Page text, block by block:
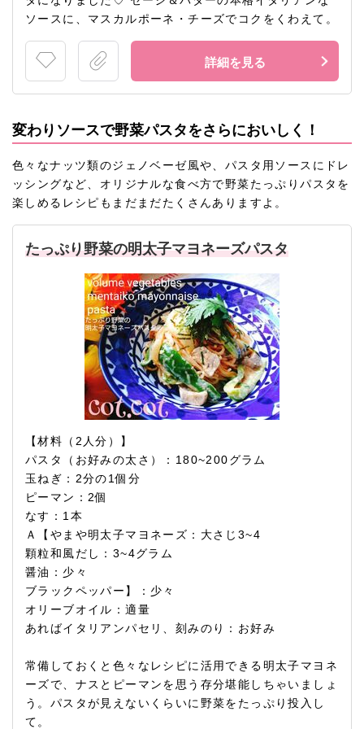
ソースに、マスカルポーネ・チーズでコクをくわえて。
詳細を見る
変わりソースで野菜パスタをさらにおいしく！
色々なナッツ類のジェノベーゼ風や、パスタ用ソースにドレ
ッシングなど、オリジナルな食べ方で野菜たっぷりパスタを
楽しめるレシピもまだまだたくさんありますよ。
たっぷり野菜の明太子マヨネーズパスタ
【材料（2人分）】
パスタ（お好みの太さ）：180~200グラム
玉ねぎ：2分の1個分
ピーマン：2個
なす：1本
Ａ【やまや明太子マヨネーズ：大さじ3~4
顆粒和風だし：3~4グラム
醤油：少々
ブラックペッパー】：少々
オリーブオイル：適量
あればイタリアンパセリ、刻みのり：お好み
常備しておくと色々なレシピに活用できる明太子マヨネ
ーズで、ナスとピーマンを思う存分堪能しちゃいましょ
う。パスタが見えないくらいに野菜をたっぷり投入し
て。